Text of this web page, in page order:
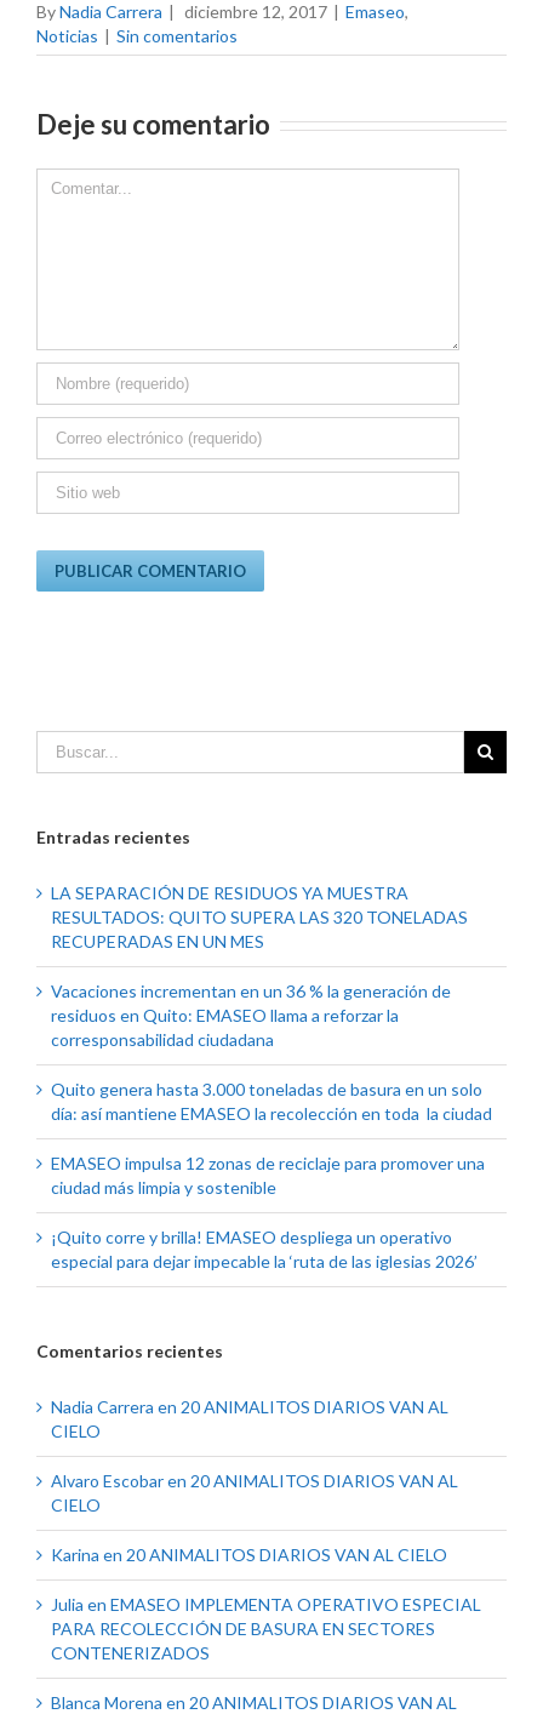
ByNadia Carrera | diciembre 12, 2017 | Emaseo,
Noticias | Sin comentarios
Deje su comentario
Comment
Entradas recientes
LA SEPARACIÓN DE RESIDUOS YA MUESTRA
RESULTADOS: QUITO SUPERA LAS 320 TONELADAS
RECUPERADAS EN UN MES
Vacaciones incrementan en un 36 % la generación de
residuos en Quito: EMASEO llama a reforzar la
corresponsabilidad ciudadana
Quito genera hasta 3.000 toneladas de basura en un solo
día: así mantiene EMASEO la recolección en toda la ciudad
EMASEO impulsa 12 zonas de reciclaje para promover una
ciudad más limpia y sostenible
¡Quito corre y brilla! EMASEO despliega un operativo
especial para dejar impecable la ‘ruta de las iglesias 2026’
Comentarios recientes
Nadia Carrera en 20 ANIMALITOS DIARIOS VAN AL
CIELO
Alvaro Escobaren 20 ANIMALITOS DIARIOS VAN AL
CIELO
Karina en 20 ANIMALITOS DIARIOS VAN AL CIELO
Julia en EMASEO IMPLEMENTA OPERATIVO ESPECIAL
PARA RECOLECCIÓN DE BASURA EN SECTORES
CONTENERIZADOS
Blanca Morena en 20 ANIMALITOS DIARIOS VAN AL